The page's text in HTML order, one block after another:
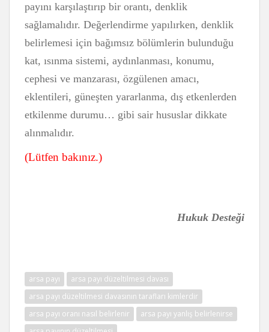
payını karşılaştırıp bir orantı, denklik
sağlamalıdır. Değerlendirme yapılırken, denklik
belirlemesi için bağımsız bölümlerin bulunduğu
kat, ısınma sistemi, aydınlanması, konumu,
cephesi ve manzarası, özgülenen amacı,
eklentileri, güneşten yararlanma, dış etkenlerden
etkilenme durumu… gibi sair hususlar dikkate
alınmalıdır.
(Lütfen bakınız.)
Hukuk Desteği
arsa payı
arsa payı düzeltilmesi davası
arsa payı düzeltilmesi davasının tarafları kimlerdir
arsa payı oranı nasıl belirlenir
arsa payı yanlış belirlenirse